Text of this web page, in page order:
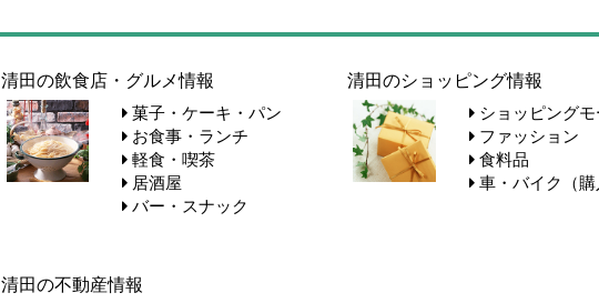
清田の飲食店・グルメ情報
菓子・ケーキ・パン
お食事・ランチ
軽食・喫茶
居酒屋
バー・スナック
清田のショッピング情報
ショッピングモ
ファッション
食料品
車・バイク（購
清田の不動産情報